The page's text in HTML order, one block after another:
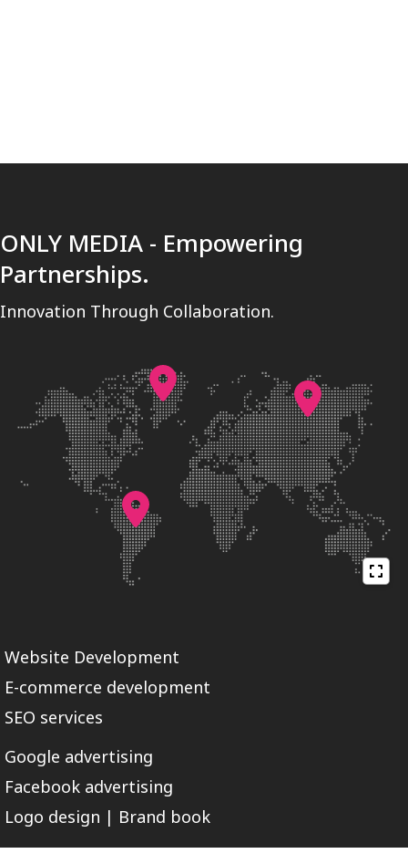
ONLY MEDIA - Empowering
Partnerships.
Innovation Through Collaboration.
Website Development
E-commerce development
SEO services
Google advertising
Facebook advertising
Logo design | Brand book